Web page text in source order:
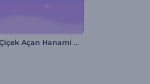
Çiçek Açan Hanami Giriş Videosu